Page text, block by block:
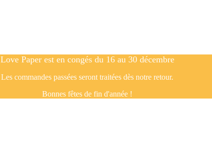
Love Paper est en congés du 16 au 30 décembre
Les commandes passées seront traitées dès notre retour.
Bonnes fêtes de fin d'année !